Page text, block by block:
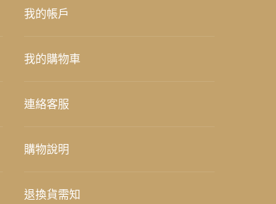
我的帳戶
我的購物車
連絡客服
購物說明
退換貨需知